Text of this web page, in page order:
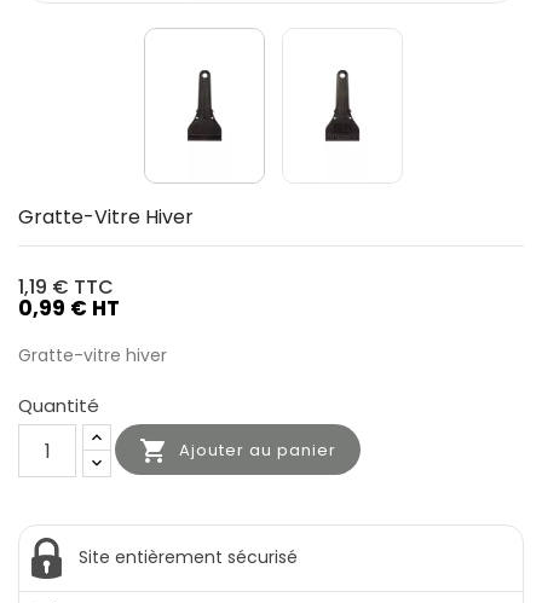
Gratte-Vitre Hiver
1,19 € TTC
0,99 € HT
Gratte-vitre hiver
Quantité
 Ajouter au panier
Site entièrement sécurisé